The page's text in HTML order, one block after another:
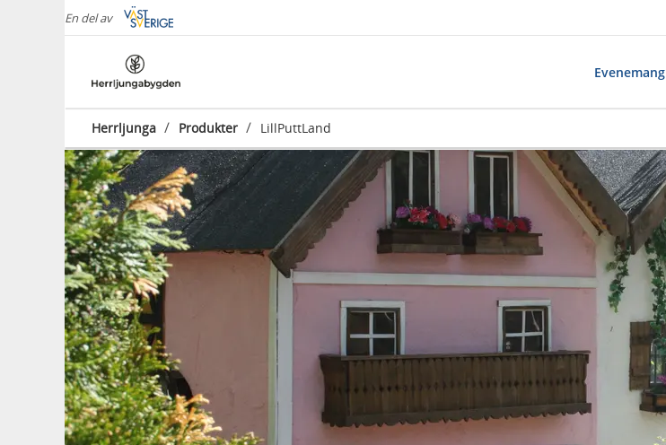
En del av
Evenemang
Herrljunga / Produkter / LillPuttLand